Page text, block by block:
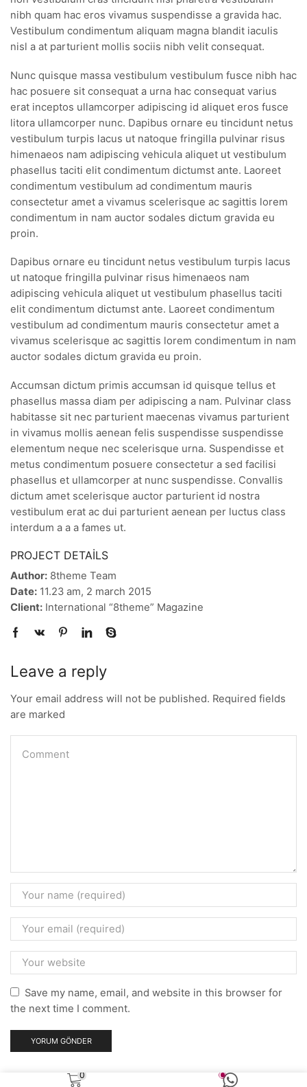
nibh quam hac eros vivamus suspendisse a gravida hac.
Vestibulum condimentum aliquam magna blandit iaculis
nisl a at parturient mollis sociis nibh velit consequat.
Nunc quisque massa vestibulum vestibulum fusce nibh hac
hac posuere sit consequat a urna hac consequat varius
erat inceptos ullamcorper adipiscing id aliquet eros fusce
litora ullamcorper nunc. Dapibus ornare eu tincidunt netus
vestibulum turpis lacus ut natoque fringilla pulvinar risus
himenaeos nam adipiscing vehicula aliquet ut vestibulum
phasellus taciti elit condimentum dictumst ante. Laoreet
condimentum vestibulum ad condimentum mauris
consectetur amet a vivamus scelerisque ac sagittis lorem
condimentum in nam auctor sodales dictum gravida eu
proin.
Dapibus ornare eu tincidunt netus vestibulum turpis lacus
ut natoque fringilla pulvinar risus himenaeos nam
adipiscing vehicula aliquet ut vestibulum phasellus taciti
elit condimentum dictumst ante. Laoreet condimentum
vestibulum ad condimentum mauris consectetur amet a
vivamus scelerisque ac sagittis lorem condimentum in nam
auctor sodales dictum gravida eu proin.
Accumsan dictum primis accumsan id quisque tellus et
phasellus massa diam per adipiscing a nam. Pulvinar class
habitasse sit nec parturient maecenas vivamus parturient
in vivamus mollis aenean felis suspendisse suspendisse
elementum neque nec scelerisque urna. Suspendisse et
metus condimentum posuere consectetur a sed facilisi
phasellus et ullamcorper at nunc suspendisse. Convallis
dictum amet scelerisque auctor parturient id nostra
vestibulum erat ac dui parturient aenean per luctus class
interdum a a a fames ut.
PROJECT DETAILS
Author: 8theme Team
Date: 11.23 am, 2 march 2015
Client: International “8theme” Magazine
Leave a reply
Your email address will not be published. Required fields
are marked
Save my name, email, and website in this browser for
the next time I comment.
0